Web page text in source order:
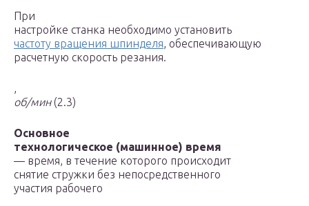
При
настройке станка необходимо установить
частоту вращения шпинделя, обеспечивающую
расчетную скорость резания.
,
об/мин(2.3)
Основное
технологическое (машинное) время
— время, в течение которого происходит
снятие стружки без непосредственного
участия рабочего